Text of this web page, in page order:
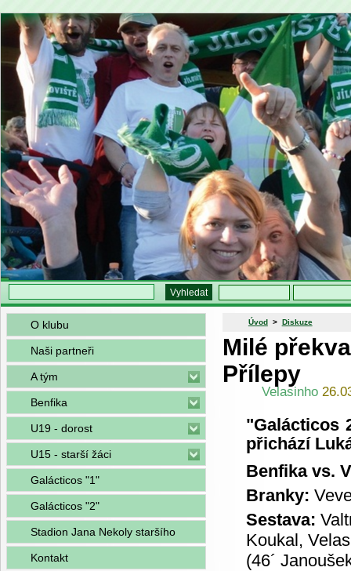
O klubu
Naši partneři
A tým
Benfika
U19 - dorost
U15 - starší žáci
Galácticos "1"
Galácticos "2"
Stadion Jana Nekoly staršího
Kontakt
Úvod > Diskuze
Milé
Přílepy
Velasinho
"Galácticos
přichází
Benfika vs.
Branky:
Sestava:
Koukal,
(46´